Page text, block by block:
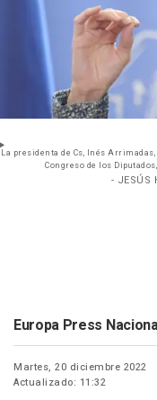
La presidenta de Cs, Inés
Congreso de los
- JESÚS
Europa Press
Martes, 20 diciembre 2022
Actualizado: 11:32